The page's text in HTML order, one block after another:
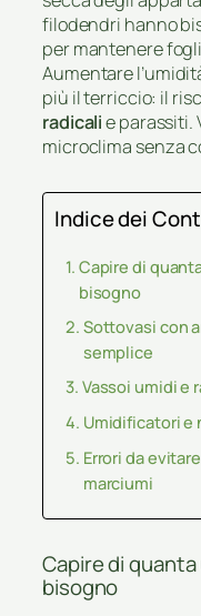
filodendri hanno
per mantenere
Aumentare
più il terriccio: il
radicalie parassiti.
microclima senza
Indice dei
Capire di
bisogno
Sottovasi con
semplice
Vassoi umidi e
Umidificatori e
Errori da
marciumi
Capire di
bisogno